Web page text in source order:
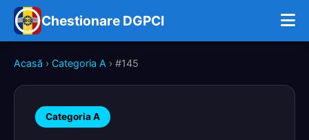
Chestionare DGPCI
Acasă › Categoria A › #145
Categoria A